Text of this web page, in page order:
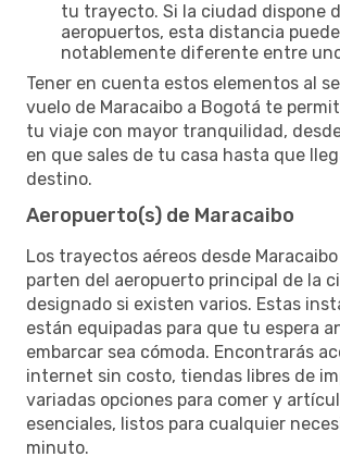
tu trayecto. Si la ciudad dispone
aeropuertos, esta distancia
notablemente diferente entre
Tener en cuenta estos elementos al
vuelo de Maracaibo a Bogotá te
tu viaje con mayor tranquilidad,
en que sales de tu casa hasta que
destino.
Aeropuerto(s) de Maracaibo
Los trayectos aéreos desde
parten del aeropuerto principal de la
designado si existen varios. Estas
están equipadas para que tu espera
embarcar sea cómoda. Encontrarás
internet sin costo, tiendas libres de
variadas opciones para comer y
esenciales, listos para cualquier
minuto.